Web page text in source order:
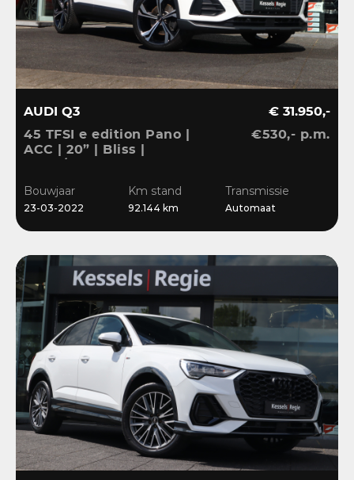
AUDI Q3
45 TFSI e edition Pano |
ACC | 20” | Bliss |
€ 31.950,-
€530,- p.m.
Bouwjaar
23-03-2022
Km stand
92.144 km
Transmissie
Automaat